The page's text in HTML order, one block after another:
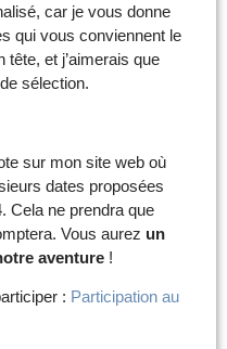
car je vous donne
qui vous conviennent le
tête, et j’aimerais que
sélection.
sur mon site web où
dates proposées
Cela ne prendra que
Vous aurez un
aventure !
: Participation au